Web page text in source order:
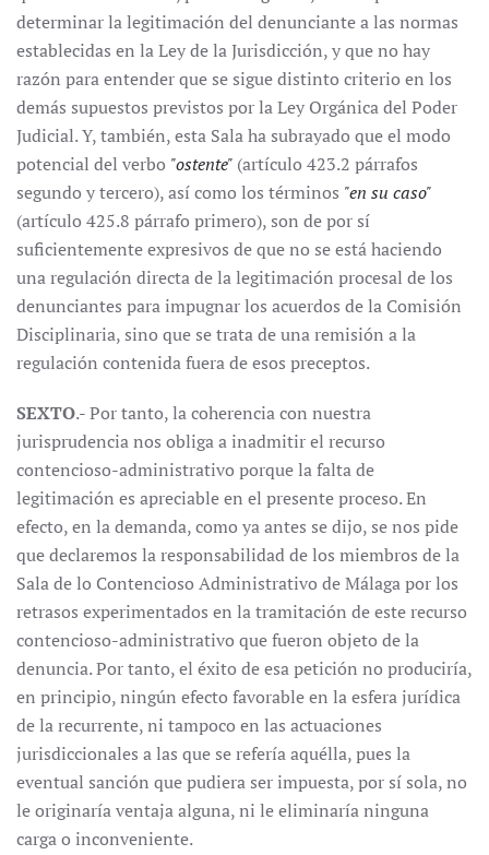
determinar la legitimación del denunciante a las normas
establecidas en la Ley de la Jurisdicción, y que no hay
razón para entender que se sigue distinto criterio en los
demás supuestos previstos por la Ley Orgánica del Poder
Judicial. Y, también, esta Sala ha subrayado que el modo
potencial del verbo "ostente" (artículo 423.2 párrafos
segundo y tercero), así como los términos "en su caso"
(artículo 425.8 párrafo primero), son de por sí
suficientemente expresivos de que no se está haciendo
una regulación directa de la legitimación procesal de los
denunciantes para impugnar los acuerdos de la Comisión
Disciplinaria, sino que se trata de una remisión a la
regulación contenida fuera de esos preceptos.
SEXTO.- Por tanto, la coherencia con nuestra
jurisprudencia nos obliga a inadmitir el recurso
contencioso-administrativo porque la falta de
legitimación es apreciable en el presente proceso. En
efecto, en la demanda, como ya antes se dijo, se nos pide
que declaremos la responsabilidad de los miembros de la
Sala de lo Contencioso Administrativo de Málaga por los
retrasos experimentados en la tramitación de este recurso
contencioso-administrativo que fueron objeto de la
denuncia. Por tanto, el éxito de esa petición no produciría,
en principio, ningún efecto favorable en la esfera jurídica
de la recurrente, ni tampoco en las actuaciones
jurisdiccionales a las que se refería aquélla, pues la
eventual sanción que pudiera ser impuesta, por sí sola, no
le originaría ventaja alguna, ni le eliminaría ninguna
carga o inconveniente.